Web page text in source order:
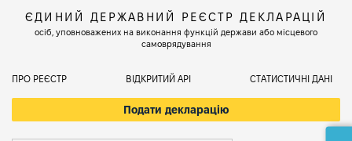
ЄДИНИЙ ДЕРЖАВНИЙ РЕЄСТР ДЕКЛАРАЦІЙ
осіб, уповноважених на виконання функцій держави або місцевого
самоврядування
ПРО РЕЄСТР ВІДКРИТИЙ АРІ СТАТИСТИЧНІ ДАНІ
Подати декларацію